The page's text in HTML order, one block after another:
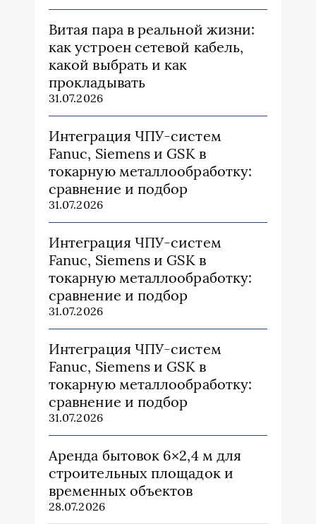
Витая пара в реальной жизни:
как устроен сетевой кабель,
какой выбрать и как
прокладывать
31.07.2026
Интеграция ЧПУ-систем
Fanuc, Siemens и GSK в
токарную металлообработку:
сравнение и подбор
31.07.2026
Интеграция ЧПУ-систем
Fanuc, Siemens и GSK в
токарную металлообработку:
сравнение и подбор
31.07.2026
Интеграция ЧПУ-систем
Fanuc, Siemens и GSK в
токарную металлообработку:
сравнение и подбор
31.07.2026
Аренда бытовок 6×2,4 м для
строительных площадок и
временных объектов
28.07.2026